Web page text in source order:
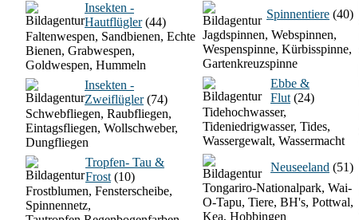
Insekten -
Hautflügler(44)
Faltenwespen, Sandbienen, Echte
Bienen, Grabwespen,
Goldwespen, Hummeln
Insekten -
Zweiflügler(74)
Schwebfliegen, Raubfliegen,
Eintagsfliegen, Wollschweber,
Dungfliegen
Tropfen- Tau &
Frost (10)
Frostblumen, Fensterscheibe,
Spinnennetz,
Spinnentiere (40)
Jagdspinnen, Webspinnen,
Wespenspinne, Kürbisspinne,
Gartenkreuzspinne
Ebbe &
Flut (24)
Tidehochwasser,
Tideniedrigwasser, Tides,
Wassergewalt, Wassermacht
Neuseeland (51)
Tongariro-Nationalpark, Wai-
O-Tapu, Tiere, BH's, Pottwal,
Kea, Hobbingen